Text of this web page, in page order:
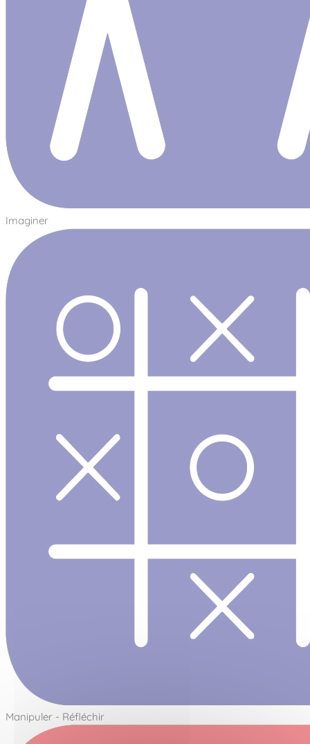
Imaginer
Manipuler - Réfléchir